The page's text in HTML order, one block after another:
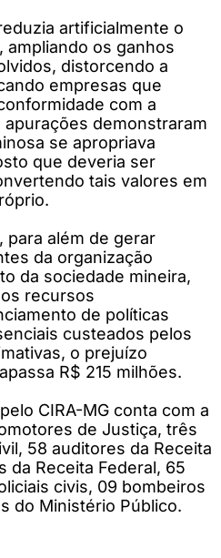
artificialmente o
ampliando os ganhos
distorcendo a
empresas que
com a
demonstraram
se apropriava
que deveria ser
tais valores em
para além de gerar
da organização
da sociedade mineira,
recursos
de políticas
custeados pelos
o prejuízo
R$ 215 milhões.
CIRA-MG conta com a
de Justiça, três
58 auditores da Receita
da Receita Federal, 65
civis, 09 bombeiros
do Ministério Público.